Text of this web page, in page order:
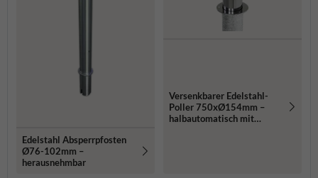
Edelstahl Absperrpfosten
Ø76-102mm –
herausnehmbar
Versenkbarer Edelstahl-
Poller 750xØ154mm –
halbautomatisch mit